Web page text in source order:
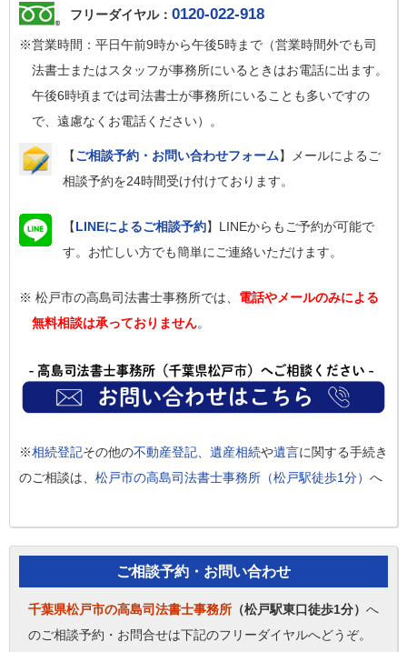
フリーダイヤル： 0120-022-918
※営業時間：平日午前9時から午後5時まで（営業時間外でも司
法書士またはスタッフが事務所にいるときはお電話に出ます。
午後6時頃までは司法書士が事務所にいることも多いですの
で、遠慮なくお電話ください）。
【ご相談予約・お問い合わせフォーム】メールによるご
相談予約を24時間受け付けております。
【LINEによるご相談予約】LINEからもご予約が可能で
す。お忙しい方でも簡単にご連絡いただけます。
※ 松戸市の高島司法書士事務所では、 電話やメールのみによる
無料相談は承っておりません。
※相続登記その他の不動産登記 遺産相続や遺言に関する手続き
のご相談は、 松戸市の高島司法書士事務所（松戸駅徒歩1分） へ
ご相談予約・お問い合わせ
千葉県松戸市の高島司法書士事務所 （松戸駅東口徒歩1分） へ
のご相談予約・お問合せは下記のフリーダイヤルへどうぞ。